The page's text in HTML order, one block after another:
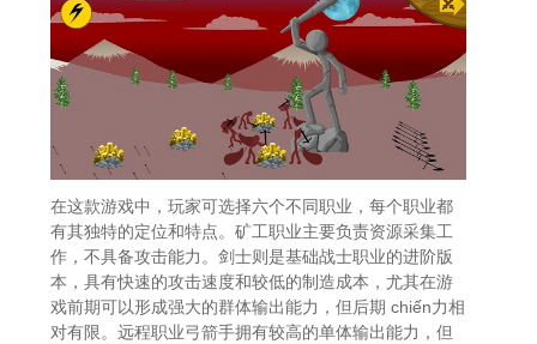
在这款游戏中，玩家可选择六个不同职业，每个职业都
有其独特的定位和特点。矿工职业主要负责资源采集工
作，不具备攻击能力。剑士则是基础战士职业的进阶版
本，具有快速的攻击速度和较低的制造成本，尤其在游
戏前期可以形成强大的群体输出能力，但后期 chiến力相
对有限。远程职业弓箭手拥有较高的单体输出能力，但